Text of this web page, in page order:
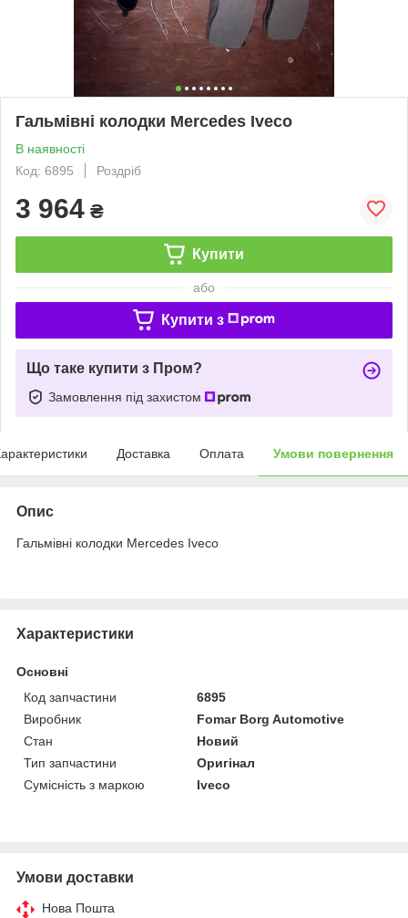
Гальмівні колодки Mercedes Iveco
В наявності
Код: 6895
Роздріб
3 964 ₴
Купити
або
Купити з
Що таке купити з Пром?
Замовлення під захистом
Доставка Оплата Умови повернення
Опис
Гальмівні колодки Mercedes Iveco
Характеристики
Основні
Код запчастини
6895
Виробник
Fomar Borg Automotive
Стан
Новий
Тип запчастини
Оригінал
Сумісність з маркою
Iveco
Умови доставки
Нова Пошта